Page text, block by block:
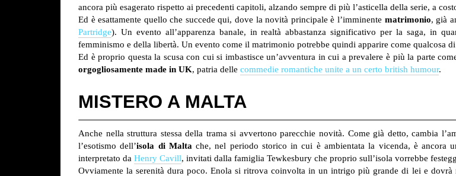
ancora più esagerato rispetto ai precedenti capitoli, alzando sempre di più l’asticella della serie, a
Ed è esattamente quello che succede qui, dove la novità principale è l’imminente matrimonio, già
Partridge). Un evento all’apparenza banale, in realtà abbastanza significativo per la saga, in
femminismo e della libertà. Un evento come il matrimonio potrebbe quindi apparire come qualcosa
Ed è proprio questa la scusa con cui si imbastisce un’avventura in cui a prevalere è più la parte
orgogliosamente made in UK, patria delle commedie romantiche unite a un certo british humour.
MISTERO A MALTA
Anche nella struttura stessa della trama si avvertono parecchie novità. Come già detto, cambia
l’esotismo dell’isola di Malta che, nel periodo storico in cui è ambientata la vicenda, è ancora
interpretato da Henry Cavill, invitati dalla famiglia Tewkesbury che proprio sull’isola vorrebbe
Ovviamente la serenità dura poco. Enola si ritrova coinvolta in un intrigo più grande di lei e dovrà